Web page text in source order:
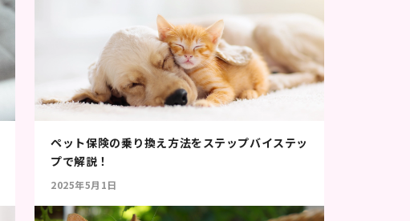
ペット保険の乗り換え方法をステップバイステッ
プで解説！
2025年5月1日